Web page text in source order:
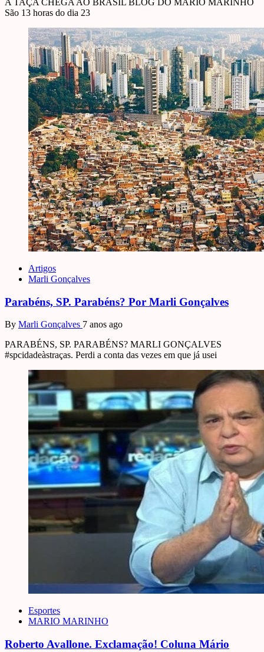
São 13 horas do dia 23
Artigos
Marli Gonçalves
Parabéns, SP. Parabéns? Por Marli Gonçalves
By Marli Gonçalves 7 anos ago
PARABÉNS, SP. PARABÉNS? MARLI GONÇALVES
#spcidadeàstraças. Perdi a conta das vezes em que já usei
Esportes
MARIO MARINHO
Roberto Avallone. Exclamação! Coluna Mário